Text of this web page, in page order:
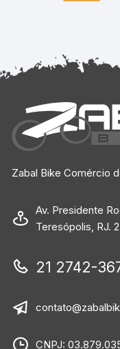
Zabal Bike Comércio
Av. Presidente
Teresópolis, RJ.
21 2742-
CNPJ: